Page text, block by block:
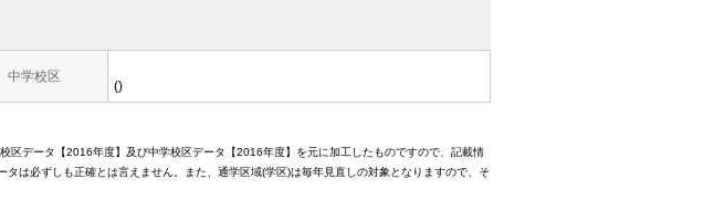
中学校区
()
区データ【2016年度】及び中学校区データ【2016年度】を元に加工したものですので、記載情
は必ずしも正確とは言えません。また、通学区域(学区)は毎年見直しの対象となりますので、そ